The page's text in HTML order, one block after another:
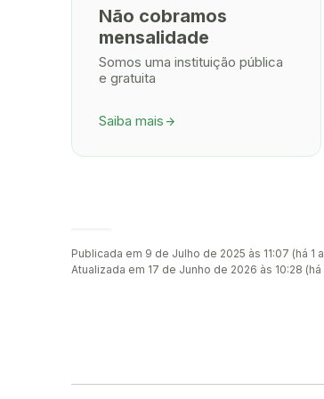
Não cobramos
mensalidade
Somos uma instituição pública
e gratuita
Saiba mais arrow_forward
Publicada em 9 de Julho de 2025 às 11:07 (há 1
Atualizada em 17 de Junho de 2026 às 10:28